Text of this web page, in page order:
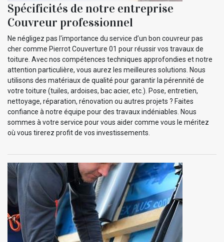
Spécificités de notre entreprise
Couvreur professionnel
Ne négligez pas l'importance du service d’un bon couvreur pas
cher comme Pierrot Couverture 01 pour réussir vos travaux de
toiture. Avec nos compétences techniques approfondies et notre
attention particulière, vous aurez les meilleures solutions. Nous
utilisons des matériaux de qualité pour garantir la pérennité de
votre toiture (tuiles, ardoises, bac acier, etc.). Pose, entretien,
nettoyage, réparation, rénovation ou autres projets ? Faites
confiance à notre équipe pour des travaux indéniables. Nous
sommes à votre service pour vous aider comme vous le méritez
où vous tirerez profit de vos investissements.